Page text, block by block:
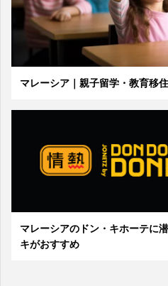
マレーシア｜親子留学・教育移
マレーシアのドン・キホーテに
キがおすすめ